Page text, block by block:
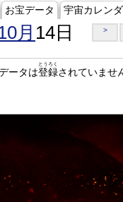
お宝データ 宇宙カレン
月 14日 >
ータは登録
とうろく
されていませ